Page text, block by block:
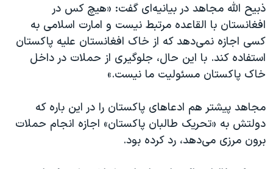
ذبیح الله مجاهد در بیانیه‌ای گفت: «هیچ کس در
افغانستان با القاعده مرتبط نیست و امارت اسلامی به
کسی اجازه نمی‌دهد که از خاک افغانستان علیه پاکستان
استفاده کند. با این حال، جلوگیری از حملات در داخل
خاک پاکستان مسئولیت ما نیست.»
مجاهد پیشتر هم ادعاهای پاکستان را در این باره که
دولتش به «تحریک طالبان پاکستان» اجازه انجام حملات
برون مرزی می‌دهد، رد کرده بود.